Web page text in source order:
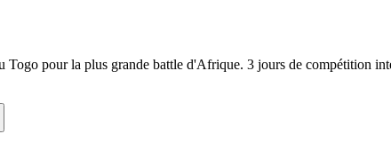
pour la plus grande battle d'Afrique. 3 jours de compétition